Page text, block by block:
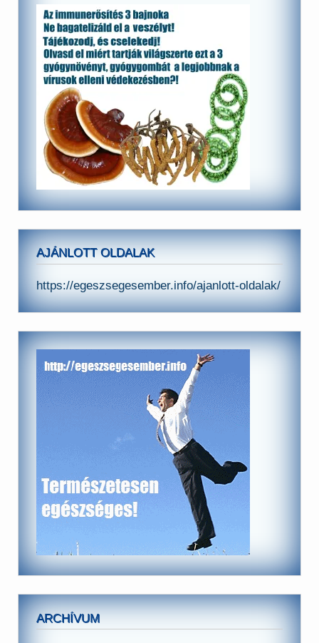
AJÁNLOTT OLDALAK
https://egeszsegesember.info/ajanlott-oldalak/
ARCHÍVUM